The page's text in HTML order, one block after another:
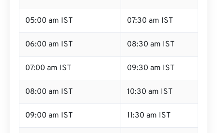
05:00 am IST 07:30 am IST
06:00 am IST 08:30 am IST
07:00 am IST 09:30 am IST
08:00 am IST 10:30 am IST
09:00 am IST 11:30 am IST